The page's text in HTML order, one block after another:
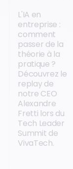
L'IA en
entreprise :
comment
passer de la
théorie à la
pratique ?
Découvrez le
replay de
notre CEO
Alexandre
Fretti lors du
Tech Leader
Summit de
VivaTech.